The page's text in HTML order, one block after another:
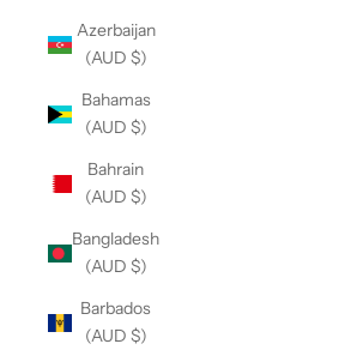
Azerbaijan
(AUD $)
Bahamas
(AUD $)
Bahrain
(AUD $)
Bangladesh
(AUD $)
Barbados
(AUD $)